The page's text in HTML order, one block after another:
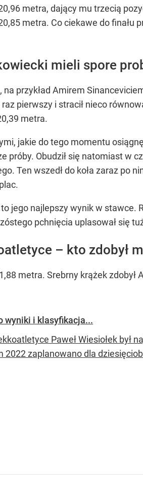
metra, dający mu trzecią
metra. Co ciekawe do finału
mieli spore
przykład Amirem
pierwszy i stracił nieco
metra.
jakie do tego momentu
próby. Obudził się natomiast w
Ten wszedł do koła zaraz po
jego najlepszy wynik w stawce.
pchnięcia uplasował się
– kto zdobył
metra. Srebrny krążek zdobył
wyniki i klasyfikacja...
Paweł Wiesiołek był
2022 zaplanowano dla